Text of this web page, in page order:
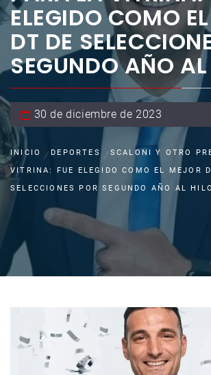
ELEGIDO COMO
DT DE
SEGUNDO AÑO
30 de diciembre de 2023
INICIO DEPORTES
SCALONI Y OTRO
VITRINA: FUE ELEGIDO COMO EL MEJOR
SELECCIONES POR SEGUNDO AÑO AL HILO